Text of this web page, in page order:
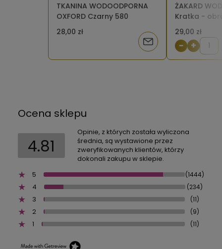
TKANINA WODOODPORNA
OXFORD Czarny 580
28,00 zł
Powiadom
o
ŻAKARD
Kratka -
czerwona
29,00 zł
− +
Ocena sklepu
4.81
Opinie, z których została wyliczona
średnia, są wystawione przez
zweryfikowanych klientów, którzy
dokonali zakupu w sklepie.
5
(1444)
4 (234)
3 (11)
2 (9)
1 (11)